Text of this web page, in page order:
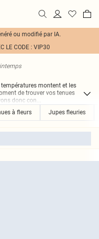
ou modifié par IA.
LE CODE : VIP30
montent et les
de trouver vos tenues
donc con...
à fleurs Jupes fleuries